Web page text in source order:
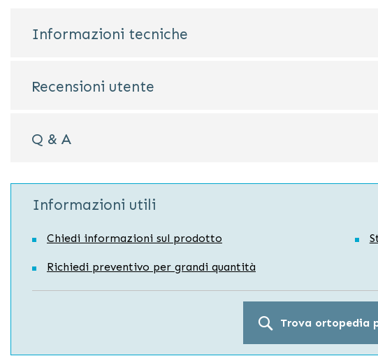
Informazioni tecniche
Recensioni utente
Q & A
Informazioni utili
Chiedi informazioni sul prodotto
Richiedi preventivo per grandi quantità
Trova ortopedia